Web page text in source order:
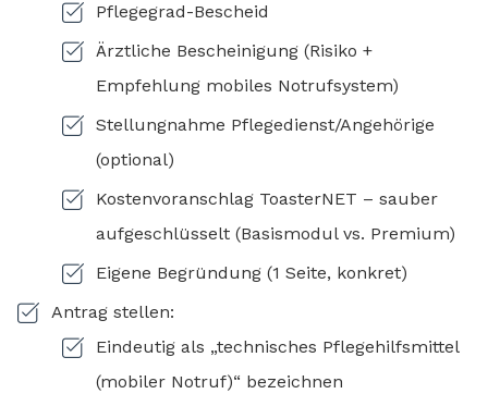
Pflegegrad-Bescheid
Ärztliche Bescheinigung (Risiko +
Empfehlung mobiles Notrufsystem)
Stellungnahme Pflegedienst/Angehörige
(optional)
Kostenvoranschlag ToasterNET – sauber
aufgeschlüsselt (Basismodul vs. Premium)
Eigene Begründung (1 Seite, konkret)
Antrag stellen:
Eindeutig als „technisches Pflegehilfsmittel
(mobiler Notruf)“ bezeichnen